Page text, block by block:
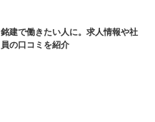
銘建で働きたい人に。求人情報や社
員の口コミを紹介